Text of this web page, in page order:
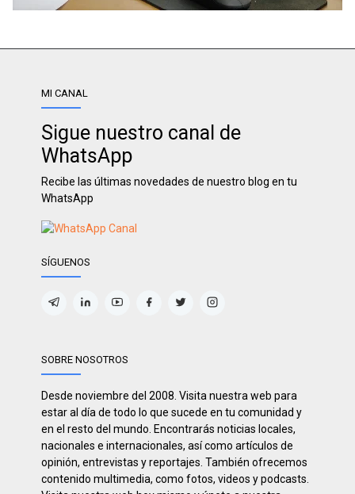
MI CANAL
Sigue nuestro canal de
WhatsApp
Recibe las últimas novedades de nuestro blog en tu
WhatsApp
SÍGUENOS
SOBRE NOSOTROS
Desde noviembre del 2008. Visita nuestra web para
estar al día de todo lo que sucede en tu comunidad y
en el resto del mundo. Encontrarás noticias locales,
nacionales e internacionales, así como artículos de
opinión, entrevistas y reportajes. También ofrecemos
contenido multimedia, como fotos, videos y podcasts.